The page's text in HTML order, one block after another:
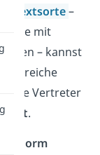
Textsorte–
Texte mit
– kannst
Bereiche
Vertreter
.
Form